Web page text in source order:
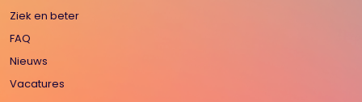
Ziek en beter
FAQ
Nieuws
Vacatures